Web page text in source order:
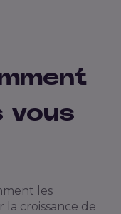
vous
les
croissance de